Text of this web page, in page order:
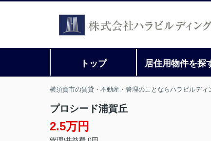
トップ 居住用物件を探
横須賀市の賃貸・不動産・管理のことならハラビルディ
プロシード浦賀丘
2.5万円